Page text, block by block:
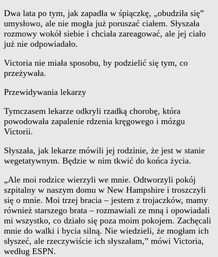
Dwa lata po tym, jak zapadła w śpiączkę, „obudziła się”
umysłowo, ale nie mogła już poruszać ciałem. Słyszała
rozmowy wokół siebie i chciała zareagować, ale jej ciało
już nie odpowiadało.
Victoria nie miała sposobu, by podzielić się tym, co
przeżywała.
Przewidywania lekarzy
Tymczasem lekarze odkryli rzadką chorobę, która
powodowała zapalenie rdzenia kręgowego i mózgu
Victorii.
Słyszała, jak lekarze mówili jej rodzinie, że jest w stanie
wegetatywnym. Będzie w nim tkwić do końca życia.
„Ale moi rodzice wierzyli we mnie. Odtworzyli pokój
szpitalny w naszym domu w New Hampshire i troszczyli
się o mnie. Moi trzej bracia – jestem z trojaczków, mamy
również starszego brata – rozmawiali ze mną i opowiadali
mi wszystko, co działo się poza moim pokojem. Zachęcali
mnie do walki i bycia silną. Nie wiedzieli, że mogłam ich
słyszeć, ale rzeczywiście ich słyszałam,” mówi Victoria,
według ESPN.